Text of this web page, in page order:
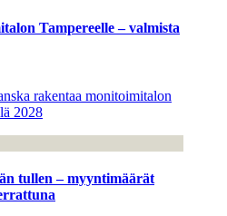
Tampereelle – valmista
rakentaa monitoimitalon
2028
tullen – myyntimäärät